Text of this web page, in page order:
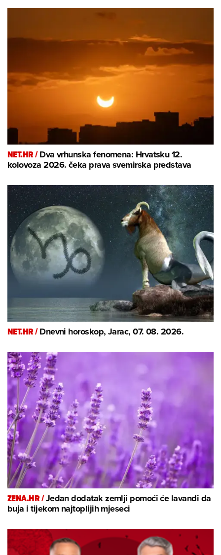
NET.HR /Dva vrhunska fenomena: Hrvatsku 12.
kolovoza 2026. čeka prava svemirska predstava
NET.HR /Dnevni horoskop, Jarac, 07. 08. 2026.
ZENA.HR /Jedan dodatak zemlji pomoći će lavandi da
buja i tijekom najtoplijih mjeseci